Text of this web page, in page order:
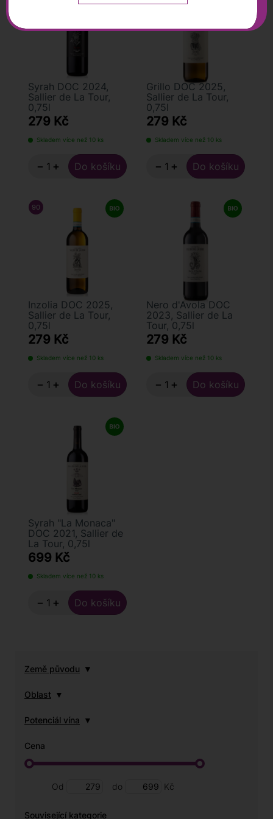
Tour, s podporou týmu Tasca d’Almerita.
Syrah DOC 2024,
Sallier de La Tour,
0,75l
279 Kč
Skladem více než 10 ks
− +
Grillo DOC 2025,
Sallier de La Tour,
0,75l
279 Kč
Skladem více než 10 ks
− +
90 JAMES SUCKLING
Inzolia DOC 2025,
Sallier de La Tour,
0,75l
279 Kč
Skladem více než 10 ks
− +
Nero d'Avola DOC
2023, Sallier de La
Tour, 0,75l
279 Kč
Skladem více než 10 ks
− +
Syrah "La Monaca"
DOC 2021, Sallier de
La Tour, 0,75l
699 Kč
Skladem více než 10 ks
− +
Země původu
Oblast
Potenciál vína
Cena
Od do Kč
Související kategorie